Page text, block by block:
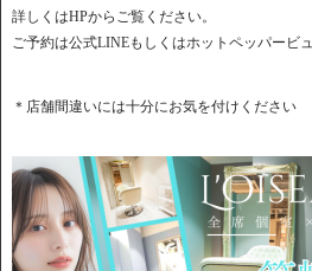
詳しくはHPからご覧ください。
ご予約は公式LINEもしくはホットペッパービ
＊店舗間違いには十分にお気を付けください